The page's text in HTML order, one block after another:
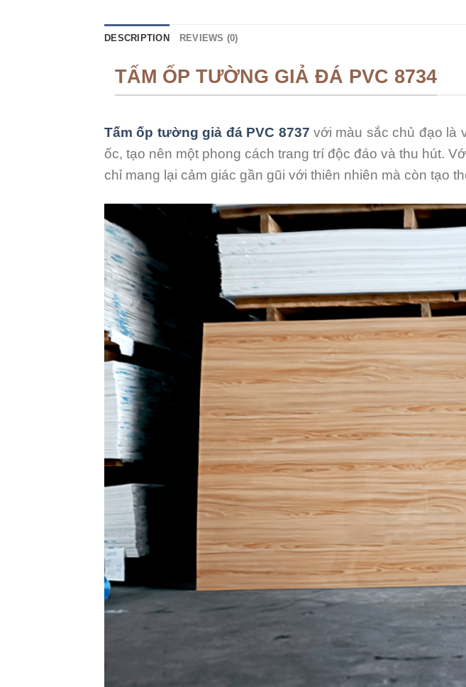
DESCRIPTION REVIEWS (0)
TẤM ỐP TƯỜNG GIẢ ĐÁ PVC 8734
Tấm ốp tường giả đá PVC 8737 với màu sắc chủ đạo là
ốc, tạo nên một phong cách trang trí độc đáo và thu hút.
chỉ mang lại cảm giác gần gũi với thiên nhiên mà còn tạo